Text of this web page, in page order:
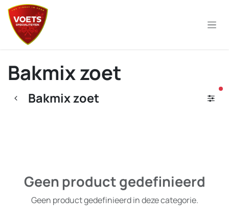
Overslaan naar inhoud
Bakmix zoet
Bakmix zoet
Geen product gedefinieerd
Geen product gedefinieerd in deze categorie.